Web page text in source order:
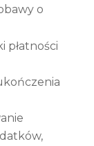
o
płatności